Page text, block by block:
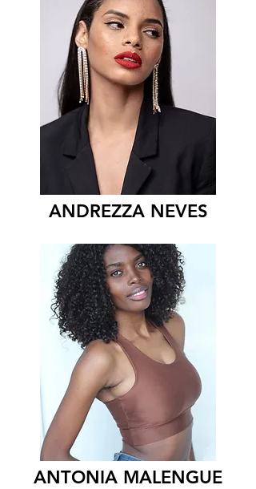
ANDREZZA NEVES
ANTONIA MALENGUE